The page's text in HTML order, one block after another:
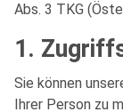
Abs. 3 TKG
1.
Sie können
Ihrer Person zu